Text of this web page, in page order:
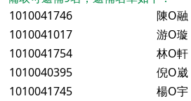
1010041746
陳O融
1010041017
游O璇
1010041754
林O軒
1010040395
倪O崴
1010041745
楊O宇